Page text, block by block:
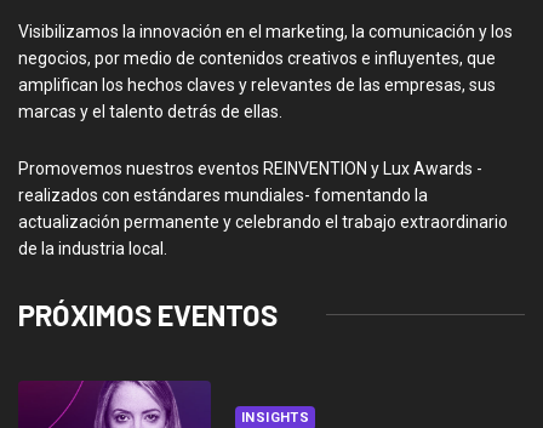
Visibilizamos la innovación en el marketing, la comunicación y los
negocios, por medio de contenidos creativos e influyentes, que
amplifican los hechos claves y relevantes de las empresas, sus
marcas y el talento detrás de ellas.
Promovemos nuestros eventos REINVENTION y Lux Awards -
realizados con estándares mundiales- fomentando la
actualización permanente y celebrando el trabajo extraordinario
de la industria local.
PRÓXIMOS EVENTOS
INSIGHTS